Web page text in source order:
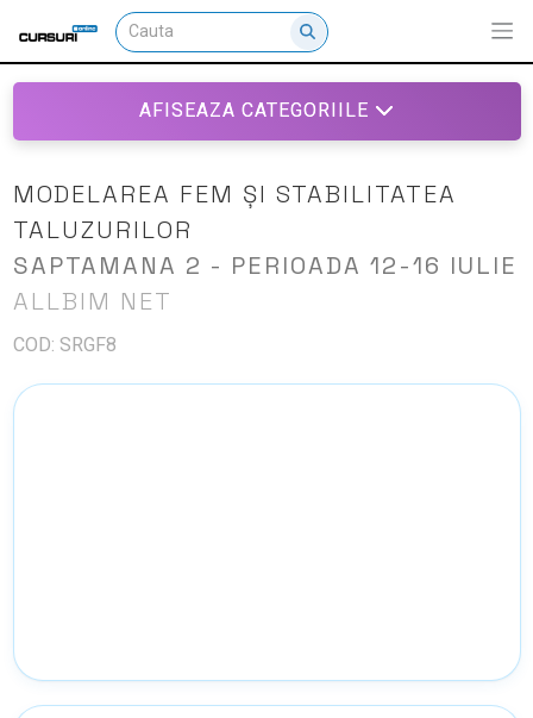
AFISEAZA CATEGORIILE
MODELAREA FEM ȘI STABILITATEA
TALUZURILOR
SAPTAMANA 2 - PERIOADA 12-16 IULIE
ALLBIM NET
COD: SRGF8